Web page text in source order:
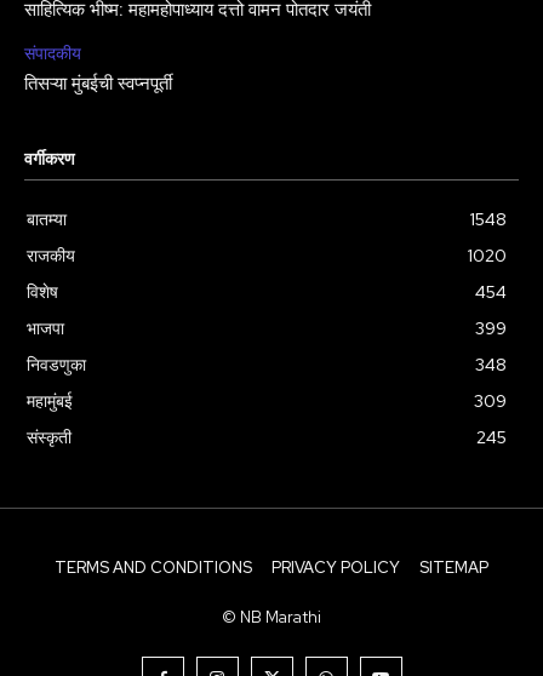
साहित्यिक भीष्म: महामहोपाध्याय दत्तो वामन पोतदार जयंती
संपादकीय
तिसऱ्या मुंबईची स्वप्नपूर्ती
वर्गीकरण
बातम्या
1548
राजकीय
1020
विशेष
454
भाजपा
399
निवडणुका
348
महामुंबई
309
संस्कृती
245
TERMS AND CONDITIONS PRIVACY POLICY SITEMAP
© NB Marathi